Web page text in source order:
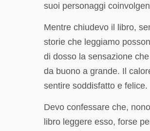
suoi personaggi
Mentre chiudevo il libro,
storie che leggiamo
di dosso la sensazione
da buono a grande. Il
sentire soddisfatto e felice.
Devo confessare che,
libro leggere esso, forse